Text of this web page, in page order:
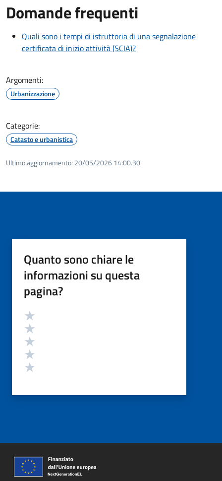
Domande frequenti
Quali sono i tempi di istruttoria di una segnalazione
certificata di inizio attività (SCIA)?
Argomenti:
Urbanizzazione
Categorie:
Catasto e urbanistica
Ultimo aggiornamento: 20/05/2026 14:00.30
Quanto sono chiare le
informazioni su questa
pagina?
Valutazione